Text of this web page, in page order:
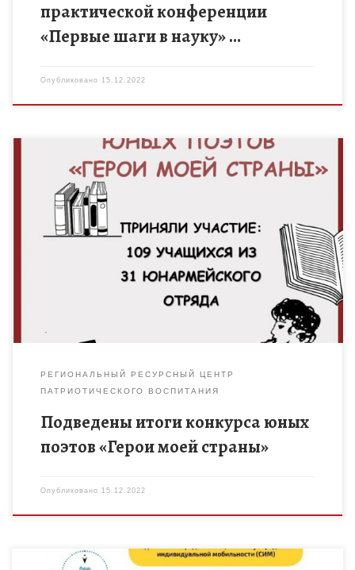
практической конференции
«Первые шаги в науку» …
Опубликовано 15.12.2022
С 6 декабря по 13 декабря 2022 года в рамках регионального
дистанционного событийного марафона «Тамбовщина
патриотическая» проведена экспертиза материалов конкурса
юных поэтов «Герои моей страны». […]
РЕГИОНАЛЬНЫЙ РЕСУРСНЫЙ ЦЕНТР
ПАТРИОТИЧЕСКОГО ВОСПИТАНИЯ
Подведены итоги конкурса юных
поэтов «Герои моей страны»
Опубликовано 15.12.2022